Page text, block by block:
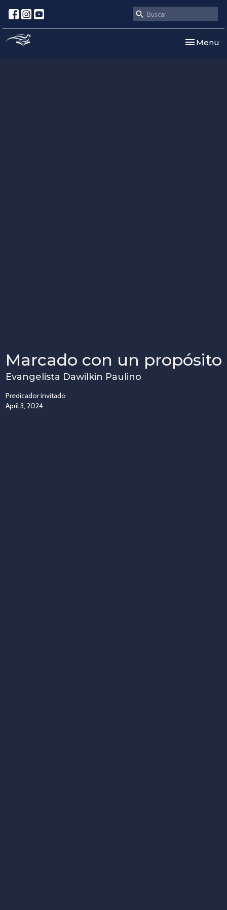
Toggle
Menu
Marcado con un propósito
Evangelista Dawilkin Paulino
Predicador invitado
April 3, 2024